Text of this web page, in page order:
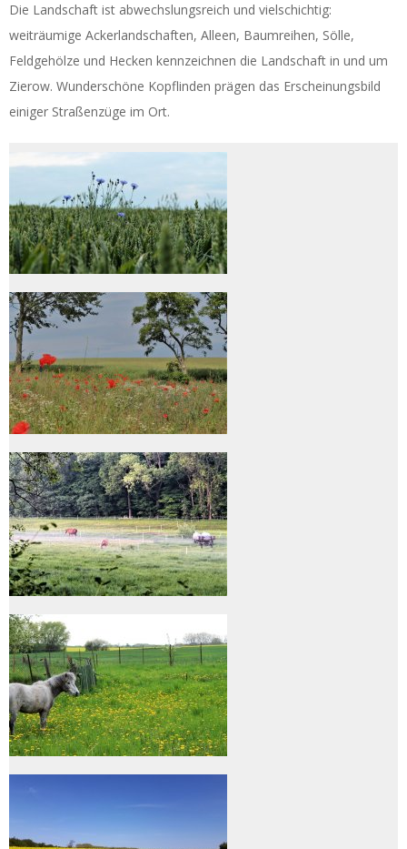
Die Landschaft ist abwechslungsreich und vielschichtig:
weiträumige Ackerlandschaften, Alleen, Baumreihen, Sölle,
Feldgehölze und Hecken kennzeichnen die Landschaft in und um
Zierow. Wunderschöne Kopflinden prägen das Erscheinungsbild
einiger Straßenzüge im Ort.